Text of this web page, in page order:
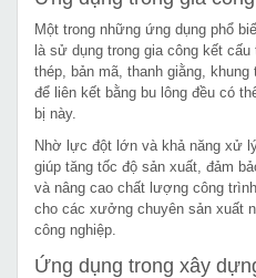
Một trong những ứng dụng phổ
là sử dụng trong gia công kết
thép, bản mã, thanh giằng,
để liên kết bằng bu lông đều có
bị này.
Nhờ lực đột lớn và khả năng xử
giúp tăng tốc độ sản xuất, đảm
và nâng cao chất lượng công
cho các xưởng chuyên sản xuất
công nghiệp.
Ứng dụng trong xây